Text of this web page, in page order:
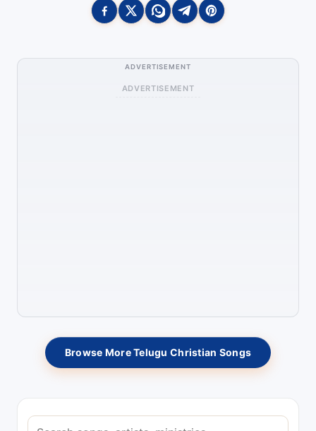
ADVERTISEMENT
ADVERTISEMENT
Browse More Telugu Christian Songs
S